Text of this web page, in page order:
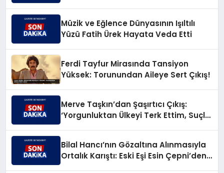
Müzik ve Eğlence Dünyasının Işıltılı
Yüzü Fatih Ürek Hayata Veda Etti
Ferdi Tayfur Mirasında Tansiyon
Yüksek: Torunundan Aileye Sert Çıkış!
Merve Taşkın’dan Şaşırtıcı Çıkış:
‘Yorgunluktan Ülkeyi Terk Ettim, Suçlu
Bilal Hancı’nın Gözaltına Alınmasıyla
Ortalık Karıştı: Eski Eşi Esin Çepni’den